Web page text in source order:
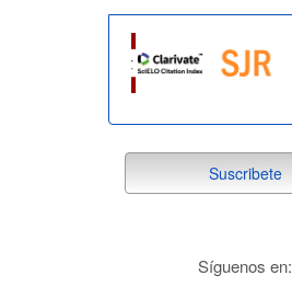
suscribete
Suscribete
Síguenos en: